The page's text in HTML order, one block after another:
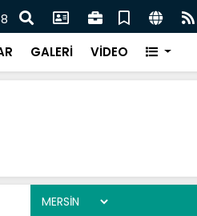
bozuk midye dolması ele
GALERİ VİDEO